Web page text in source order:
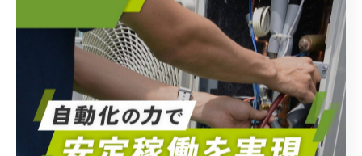
制御盤製作
ドライブ
最近の投稿 Recent Posts